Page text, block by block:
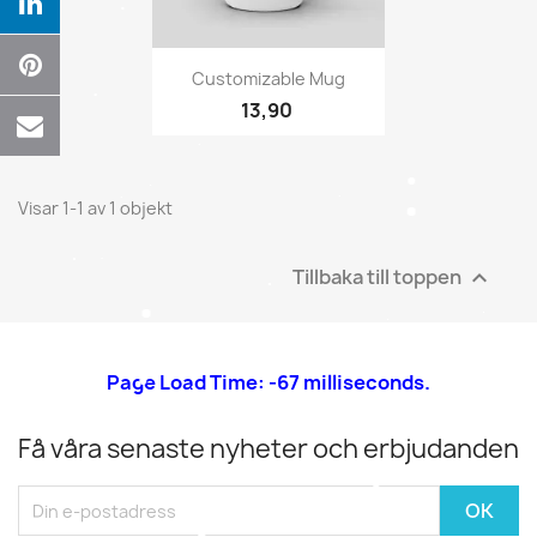
Snabbvy
Customizable Mug
13,90
Visar 1-1 av 1 objekt
Tillbaka till toppen 
Page Load Time: -67 milliseconds.
Få våra senaste nyheter och erbjudanden
Önskelistans namn
Avbryt